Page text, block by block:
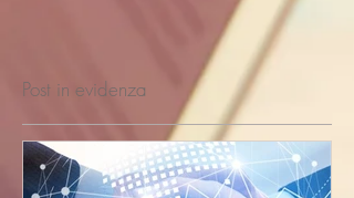
Post in evidenza